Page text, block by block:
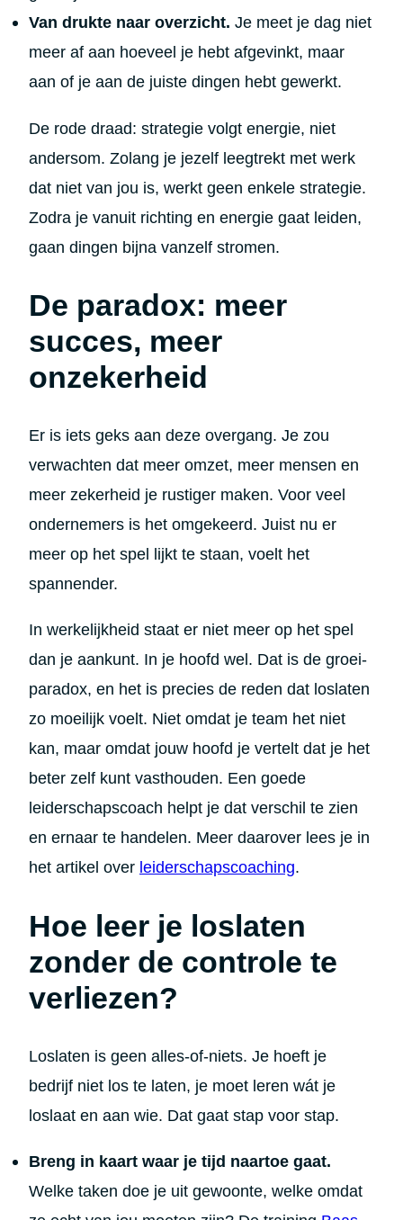
Van drukte naar overzicht. Je meet je dag niet
meer af aan hoeveel je hebt afgevinkt, maar
aan of je aan de juiste dingen hebt gewerkt.
De rode draad: strategie volgt energie, niet
andersom. Zolang je jezelf leegtrekt met werk
dat niet van jou is, werkt geen enkele strategie.
Zodra je vanuit richting en energie gaat leiden,
gaan dingen bijna vanzelf stromen.
De paradox: meer
succes, meer
onzekerheid
Er is iets geks aan deze overgang. Je zou
verwachten dat meer omzet, meer mensen en
meer zekerheid je rustiger maken. Voor veel
ondernemers is het omgekeerd. Juist nu er
meer op het spel lijkt te staan, voelt het
spannender.
In werkelijkheid staat er niet meer op het spel
dan je aankunt. In je hoofd wel. Dat is de groei-
paradox, en het is precies de reden dat loslaten
zo moeilijk voelt. Niet omdat je team het niet
kan, maar omdat jouw hoofd je vertelt dat je het
beter zelf kunt vasthouden. Een goede
leiderschapscoach helpt je dat verschil te zien
en ernaar te handelen. Meer daarover lees je in
het artikel over leiderschapscoaching.
Hoe leer je loslaten
zonder de controle te
verliezen?
Loslaten is geen alles-of-niets. Je hoeft je
bedrijf niet los te laten, je moet leren wát je
loslaat en aan wie. Dat gaat stap voor stap.
Breng in kaart waar je tijd naartoe gaat.
Welke taken doe je uit gewoonte, welke omdat